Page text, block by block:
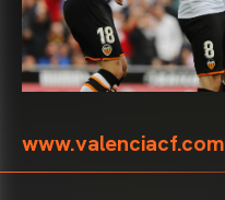
www.valenciacf.com